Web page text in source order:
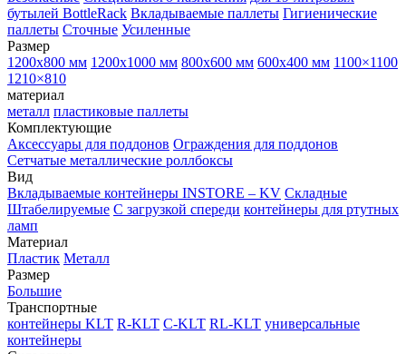
бутылей BottleRack Вкладываемые паллеты Гигиенические
паллеты Сточные Усиленные
Размер
1200х800 мм 1200х1000 мм 800х600 мм 600х400 мм 1100×1100
1210×810
материал
металл пластиковые паллеты
Комплектующие
Аксессуары для поддонов Ограждения для поддонов
Сетчатые металлические роллбоксы
Вид
Вкладываемые контейнеры INSTORE – KV Складные
Штабелируемые С загрузкой спереди контейнеры для ртутных
ламп
Материал
Пластик Металл
Размер
Большие
Транспортные
контейнеры KLT R-KLT C-KLT RL-KLT универсальные
контейнеры